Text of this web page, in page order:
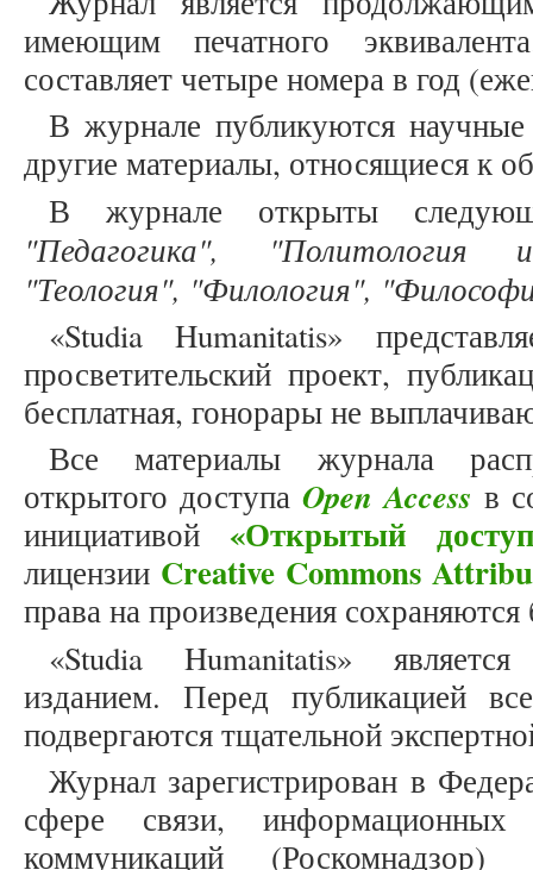
имеющим печатного
составляет четыре номера в год
В журнале публикуются
другие материалы, относящиеся к
В журнале открыты
"Педагогика", "Политология
"Теология", "Филология",
«Studia Humanitatis»
просветительский проект,
бесплатная, гонорары не
Все материалы журнала
открытого доступаOpen Access в
инициативой «Открытый
лицензии Creative Commons
права на произведения
«Studia Humanitatis»
изданием. Перед публикацией
подвергаются тщательной
Журнал зарегистрирован в
сфере связи,
коммуникаций